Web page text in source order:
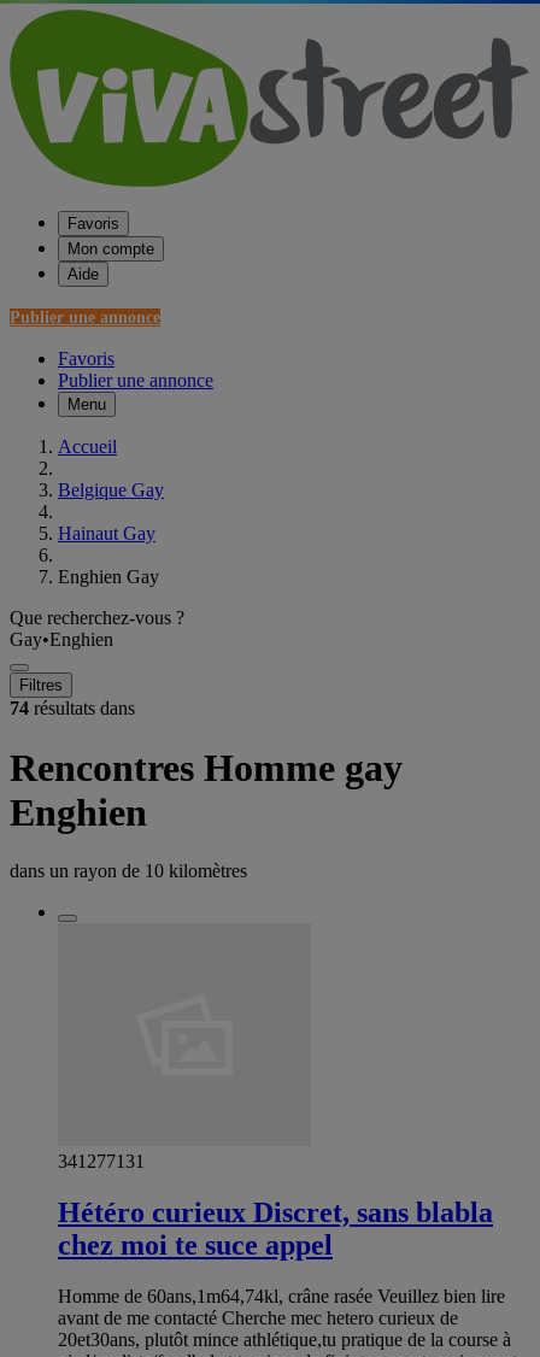
Favoris
Mon compte
Aide
Publier une annonce
Favoris
Publier une annonce
Menu
Accueil
Belgique Gay
Hainaut Gay
Enghien Gay
Que recherchez-vous ?
Gay•Enghien
Filtres
74 résultats dans
Rencontres Homme gay
Enghien
dans un rayon de 10 kilomètres
341277131
Hétéro curieux Discret, sans blabla
chez moi te suce appel
Homme de 60ans,1m64,74kl, crâne rasée Veuillez bien lire
avant de me contacté Cherche mec hetero curieux de
20et30ans, plutôt mince athlétique,tu pratique de la course à